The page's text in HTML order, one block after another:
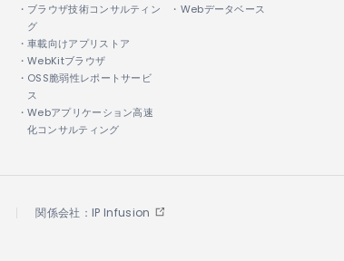
・ブラウザ技術コンサルティン
グ
・車載向けアプリストア
・WebKitブラウザ
・OSS脆弱性レポートサービ
ス
・Webアプリケーション高速
化コンサルティング
・Webデータベース
関係会社：IP Infusion